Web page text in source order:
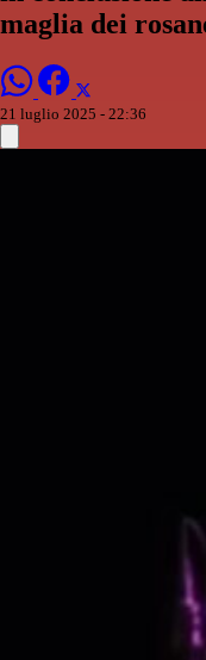
maglia dei
21 luglio 2025 - 22:36